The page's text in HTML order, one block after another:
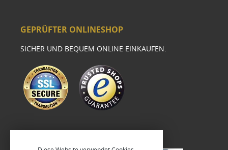
GEPRÜFTER ONLINESHOP
SICHER UND BEQUEM ONLINE EINKAUFEN.